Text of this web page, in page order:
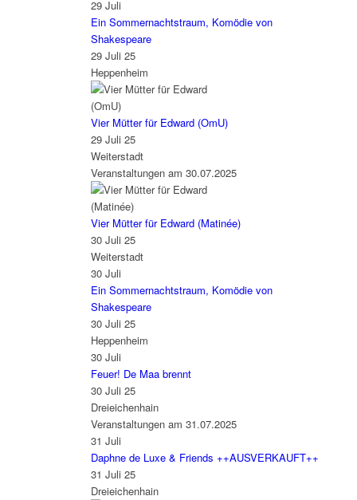
29 Juli
Ein Sommernachtstraum, Komödie von
Shakespeare
29 Juli 25
Heppenheim
Vier Mütter für Edward (OmU)
29 Juli 25
Weiterstadt
Veranstaltungen am 30.07.2025
Vier Mütter für Edward (Matinée)
30 Juli 25
Weiterstadt
30 Juli
Ein Sommernachtstraum, Komödie von
Shakespeare
30 Juli 25
Heppenheim
30 Juli
Feuer! De Maa brennt
30 Juli 25
Dreieichenhain
Veranstaltungen am 31.07.2025
31 Juli
Daphne de Luxe & Friends ++AUSVERKAUFT++
31 Juli 25
Dreieichenhain